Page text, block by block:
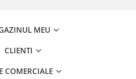
MEU
CLIENTI
COMERCIALE